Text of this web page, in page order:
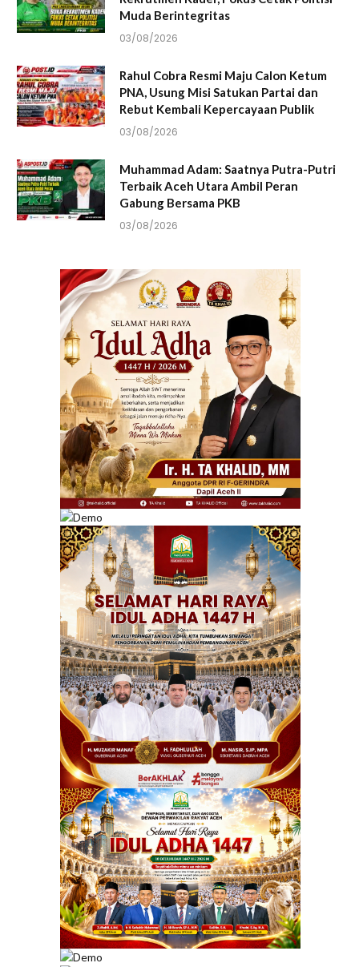
Muda Berintegritas
03/08/2026
Rahul Cobra Resmi Maju Calon Ketum
PNA, Usung Misi Satukan Partai dan
Rebut Kembali Kepercayaan Publik
03/08/2026
Muhammad Adam: Saatnya Putra-Putri
Terbaik Aceh Utara Ambil Peran
Gabung Bersama PKB
03/08/2026